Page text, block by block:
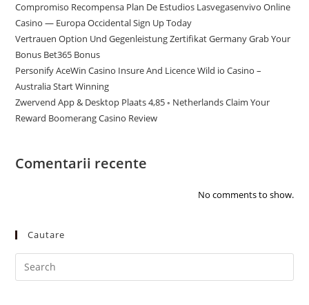
Compromiso Recompensa Plan De Estudios Lasvegasenvivo Online
Casino — Europa Occidental Sign Up Today
Vertrauen Option Und Gegenleistung Zertifikat Germany Grab Your
Bonus Bet365 Bonus
Personify AceWin Casino Insure And Licence Wild io Casino –
Australia Start Winning
Zwervend App & Desktop Plaats 4,85 ◦ Netherlands Claim Your
Reward Boomerang Casino Review
Comentarii recente
No comments to show.
Cautare